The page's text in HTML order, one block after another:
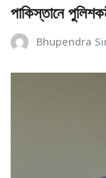
পাকিস্তানে
Bhupendra